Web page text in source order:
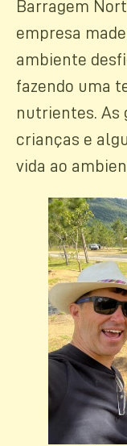
Barragem
empresa
ambiente
fazendo uma
nutrientes. As
crianças e
vida ao